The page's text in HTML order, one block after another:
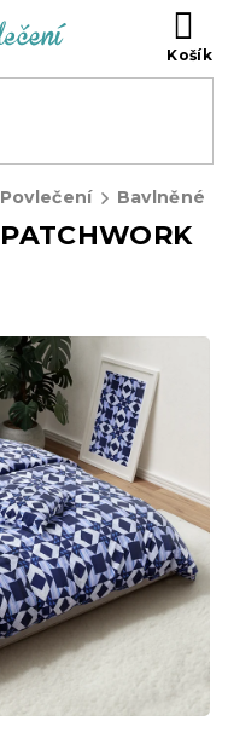
Povlečení Bavlněné